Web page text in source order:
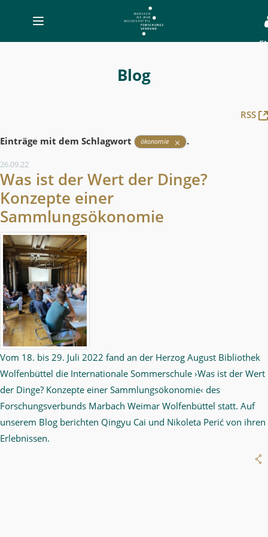
Toggle
navigation
Blog
RSS
Einträge mit dem Schlagwort ökonomie .
26.09.22
Was ist der Wert der Dinge?
Konzepte einer
Sammlungsökonomie
Vom 18. bis 29. Juli 2022 fand an der Herzog August Bibliothek
Wolfenbüttel die Internationale Sommerschule ›Was ist der Wert
der Dinge? Konzepte einer Sammlungsökonomie‹ des
Forschungsverbunds Marbach Weimar Wolfenbüttel statt. Auf
unserem Blog berichten Qingyu Cai und Nikoleta Perić von ihren
Erlebnissen.